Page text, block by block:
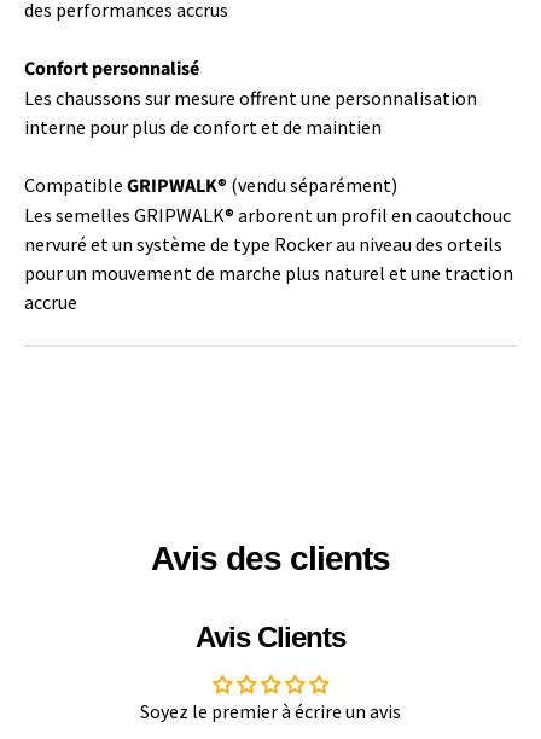
des performances accrus
Confort personnalisé
Les chaussons sur mesure offrent une personnalisation
interne pour plus de confort et de maintien
Compatible GRIPWALK® (vendu séparément)
Les semelles GRIPWALK® arborent un profil en caoutchouc
nervuré et un système de type Rocker au niveau des orteils
pour un mouvement de marche plus naturel et une traction
accrue
Avis des clients
Avis Clients
Soyez le premier à écrire un avis